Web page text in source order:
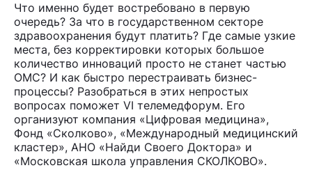
Что именно будет востребовано в первую
очередь? За что в государственном секторе
здравоохранения будут платить? Где самые узкие
места, без корректировки которых большое
количество инноваций просто не станет частью
ОМС? И как быстро перестраивать бизнес-
процессы? Разобраться в этих непростых
вопросах поможет VI телемедфорум. Его
организуют компания «Цифровая медицина»,
Фонд «Сколково», «Международный медицинский
кластер», АНО «Найди Своего Доктора» и
«Московская школа управления СКОЛКОВО».